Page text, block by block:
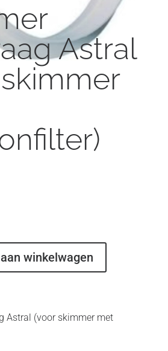
Astral
winkelwagen
Astral (voor skimmer met